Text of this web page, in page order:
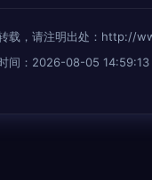
载，请注明出处：http://
间：2026-08-05 14:59:13